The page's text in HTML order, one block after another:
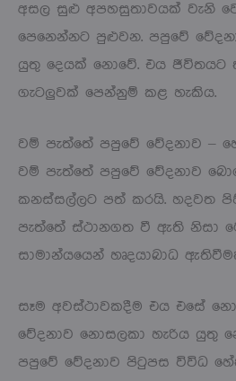
අසල සුළු අපහසුතාවයක් වැනි
පෙනෙන්නට පුළුවන. පපුවේ
යුතු දෙයක් නොවේ. එය ජීවිතයට
ගැටලුවක් පෙන්නුම් කළ හැකිය.
වම් පැත්තේ පපුවේ වේදනාව –
වම් පැත්තේ පපුවේ වේදනාව
කනස්සල්ලට පත් කරයි. හදවත
පැත්තේ ස්ථානගත වී ඇති නිසා
සාමාන්යයෙන් හෘදයාබාධ
සෑම අවස්ථාවකදීම එය එසේ
වේදනාව නොසලකා හැරිය යුතු
පපුවේ වේදනාව පිටුපස විවිධ